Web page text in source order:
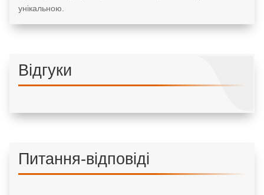
унікальною.
Відгуки
Питання-відповіді